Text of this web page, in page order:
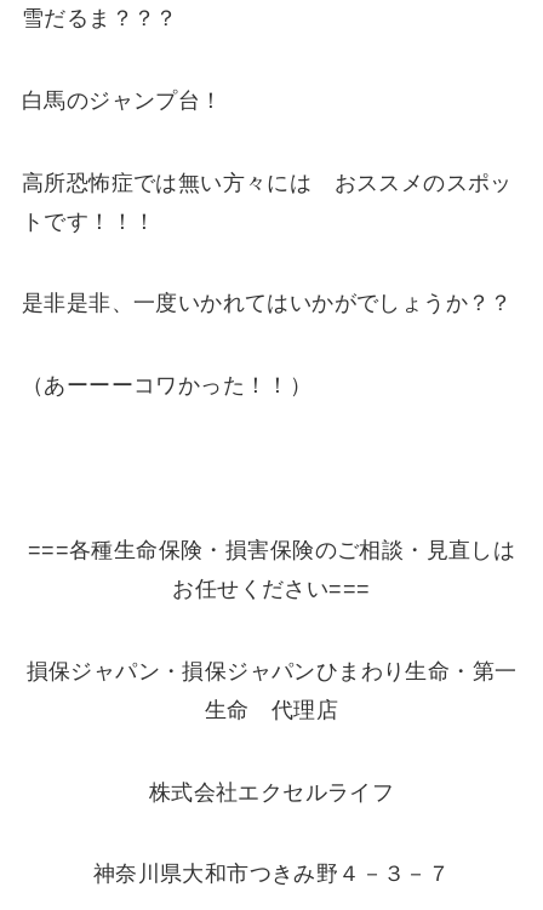
雪だるま？？？
白馬のジャンプ台！
高所恐怖症では無い方々には おススメのスポッ
トです！！！
是非是非、一度いかれてはいかがでしょうか？？
（あーーーコワかった！！）
===各種生命保険・損害保険のご相談・見直しは
お任せください===
損保ジャパン・損保ジャパンひまわり生命・第一
生命 代理店
株式会社エクセルライフ
神奈川県大和市つきみ野４－３－７